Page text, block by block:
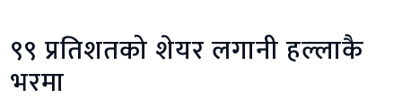
९९ प्रतिशतको शेयर लगानी हल्लाकै
भरमा